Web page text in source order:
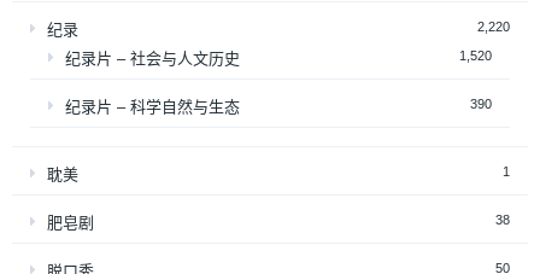
纪录 2,220
纪录片 – 社会与人文历史 1,520
纪录片 – 科学自然与生态 390
耽美 1
肥皂剧 38
50